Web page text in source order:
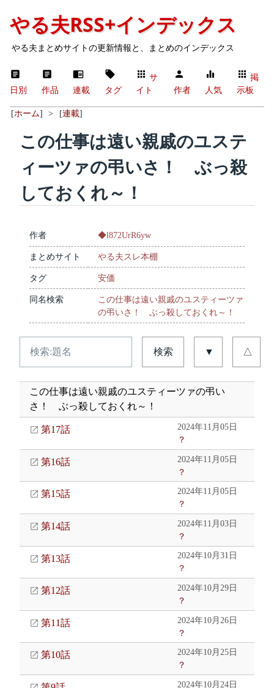
やる夫RSS+インデックス
やる夫まとめサイトの更新情報と、まとめのインデックス
日別 作品 連載 タグ
サ
イト
作者 人気
掲
示板
[ホーム] > [連載]
この仕事は遠い親戚のユステ
ィーツァの弔いさ！ ぶっ殺
しておくれ～！
作者 ◆l872UrR6yw
まとめサイト やる夫スレ本棚
タグ 安価
同名検索
この仕事は遠い親戚のユスティーツァ
の弔いさ！ ぶっ殺しておくれ～！
検索 ▼ △
この仕事は遠い親戚のユスティーツァの弔い
さ！ ぶっ殺しておくれ～！
第17話
2024年11月05日
？
第16話
2024年11月05日
？
第15話
2024年11月05日
？
第14話
2024年11月03日
？
第13話
2024年10月31日
？
第12話
2024年10月29日
？
第11話
2024年10月26日
？
第10話
2024年10月25日
？
2024年10月24日